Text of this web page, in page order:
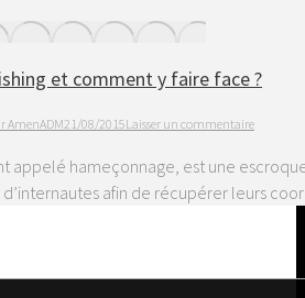
et comment y faire face ?
AmenADM21/08/2015Laisser un commentaire
appelé hameçonnage, est une
d’internautes afin de récupérer leurs